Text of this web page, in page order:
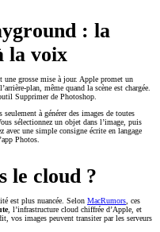
: la
la voix
une grosse mise à jour. Apple promet un
plan, même quand la scène est chargée.
Supprimer de Photoshop.
seulement à générer des images de toutes
sélectionnez un objet dans l’image, puis
une simple consigne écrite en langage
Photos.
le cloud ?
est plus nuancée. Selon MacRumors , ces
, l’infrastructure cloud chiffrée d’Apple, et
vos images peuvent transiter par les serveurs